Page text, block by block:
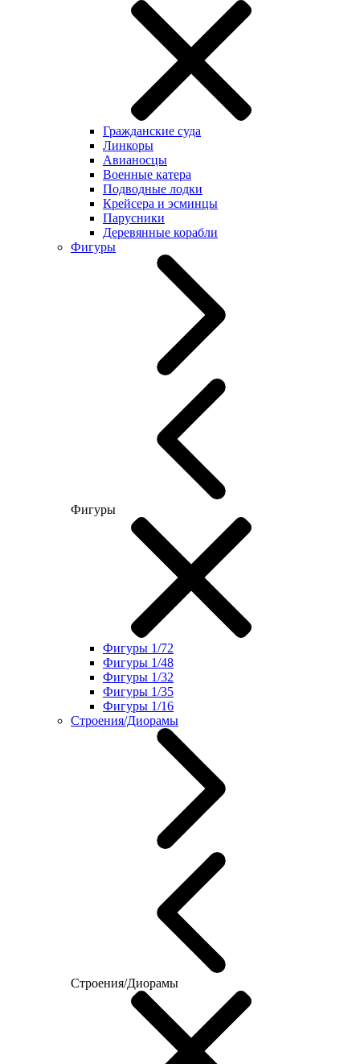
Гражданские суда
Линкоры
Авианосцы
Военные катера
Подводные лодки
Крейсера и эсминцы
Парусники
Деревянные корабли
Фигуры
Фигуры
Фигуры 1/72
Фигуры 1/48
Фигуры 1/32
Фигуры 1/35
Фигуры 1/16
Строения/Диорамы
Строения/Диорамы